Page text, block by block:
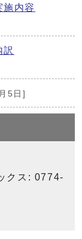
内容
5日]
クス: 0774-